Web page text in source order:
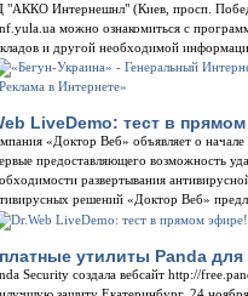
"АККО Интернешнл" (Киев, просп.
можно ознакомиться с
и другой необходимой
LiveDemo: тест в
«Доктор Веб» объявляет о
предоставляющего возможность
развертывания
решений «Доктор Веб»
утилиты Panda
Security создала вебсайт http://